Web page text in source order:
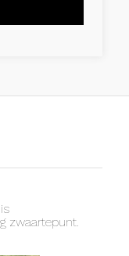
zwaartepunt.